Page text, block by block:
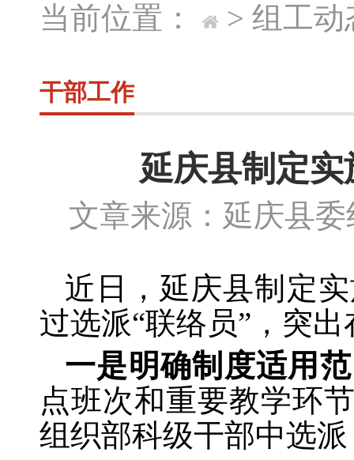
当前位置： > 组工动
干部工作
延庆县制定
文章来源：延庆
近日，延庆县制定
过选派“联络员”，突
一是明确制度适用
点班次和重要教学环
组织部科级干部中选